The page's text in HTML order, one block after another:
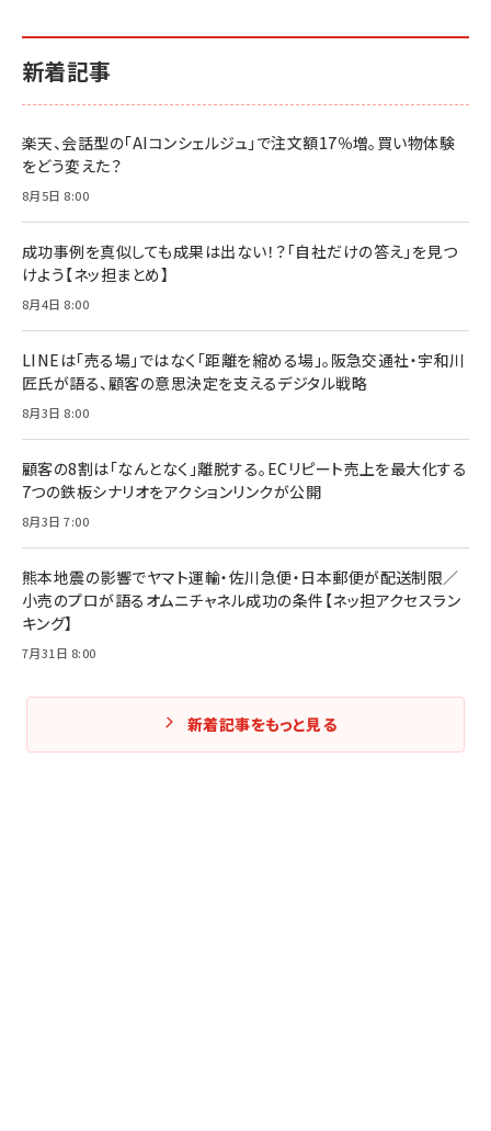
小さな会社は戦略が9割
￥1,815
る時代の成長戦略
￥2,420
￥2,200
anan(アンアン)2026/06/24号 No.2500増刊
anan(アンアン)2026/07/08号 No.2502[2026
ママ投資家が育休中に１億貯めた株式投資
￥1,870
組織の成果を最大化する ルールのデザイン
￥1,980
Amazonランキングをもっと見る
ルな本質」
￥2,750
新着記事
楽天、会話型の「AIコンシェルジュ」で注文額17％増。買い物体験
をどう変えた？
8月5日 8:00
成功事例を真似しても成果は出ない！？「自社だけの答え」を見つ
けよう【ネッ担まとめ】
8月4日 8:00
LINEは「売る場」ではなく「距離を縮める場」。阪急交通社・宇和川
匠氏が語る、顧客の意思決定を支えるデジタル戦略
8月3日 8:00
顧客の8割は「なんとなく」離脱する。ECリピート売上を最大化する
7つの鉄板シナリオをアクションリンクが公開
8月3日 7:00
熊本地震の影響でヤマト運輸・佐川急便・日本郵便が配送制限／
小売のプロが語るオムニチャネル成功の条件【ネッ担アクセスラン
キング】
7月31日 8:00
新着記事をもっと見る